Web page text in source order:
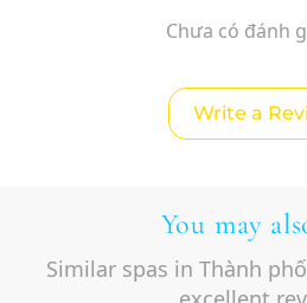
Chưa có đánh
Write a
You may
Similar spas in Thành